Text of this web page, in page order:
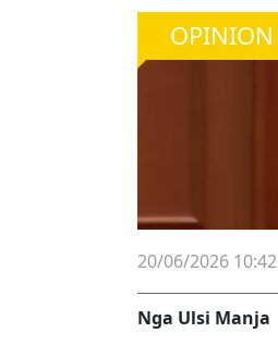
OPINION
20/06/2026 10:42
Nga Ulsi Manja